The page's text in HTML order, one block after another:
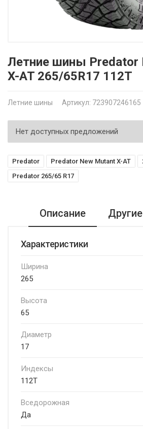
Летние шины Predator
X-AT 265/65R17 112T
Летние шины Артикул: 723907246165
Нет доступных предложений
Predator Predator New Mutant X-AT
Predator 265/65 R17
Описание
Характеристики
Ширина
265
Высота
65
Диаметр
17
Индексы
112T
Вседорожная
Да